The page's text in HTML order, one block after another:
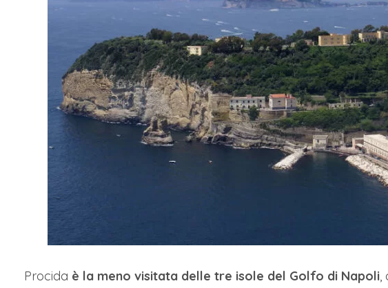
Procida è la meno visitata delle tre isole del Golfo di Napoli,